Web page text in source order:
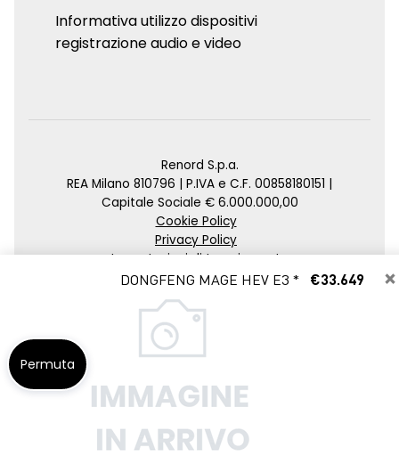
×
DONGFENG MAGE HEV E3 * €33.649
Informativa utilizzo dispositivi
registrazione audio e video
Renord S.p.a.
REA Milano 810796 | P.IVA e C.F. 00858180151 |
Capitale Sociale € 6.000.000,00
Cookie Policy
Privacy Policy
Impostazioni di tracciamento
Agenzia SEO
Permuta